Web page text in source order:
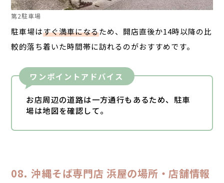
第2駐車場
駐車場はすぐ満車になるため、開店直後か14時以降の比
較的落ち着いた時間帯に訪れるのがおすすめです。
ワンポイントアドバイス
お店周辺の道路は一方通行もあるため、駐車
場は地図を確認して。
沖縄そば専門店 浜屋の場所・店舗情報